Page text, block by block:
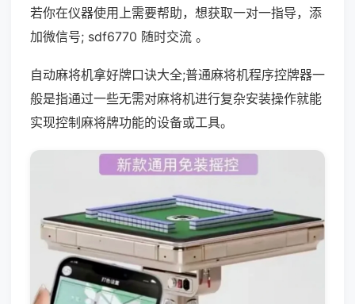
若你在仪器使用上需要帮助，想获取一对一指导，添
加微信号; sdf6770 随时交流 。
自动麻将机拿好牌口诀大全;普通麻将机程序控牌器一
般是指通过一些无需对麻将机进行复杂安装操作就能
实现控制麻将牌功能的设备或工具。